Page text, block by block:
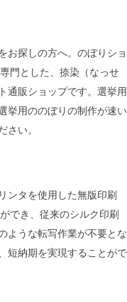
お探しの方へ。のぼりショ
門とした、捺染（なっせ
通販ショップです。選挙用
挙用ののぼりの制作が速い
さい。
ンタを使用した無版印刷
でき、従来のシルク印刷
ような転写作業が不要とな
短納期を実現することがで